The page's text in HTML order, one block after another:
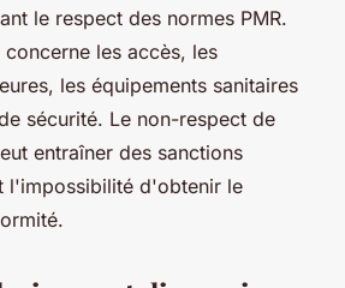
le respect des normes PMR.
les accès, les
les équipements sanitaires
sécurité. Le non-respect de
entraîner des sanctions
l'impossibilité d'obtenir le